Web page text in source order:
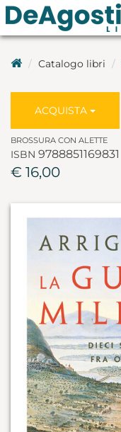
Catalogo libri
ACQUISTA
BROSSURA CON ALETTE
ISBN 9788851169831
€ 16,00